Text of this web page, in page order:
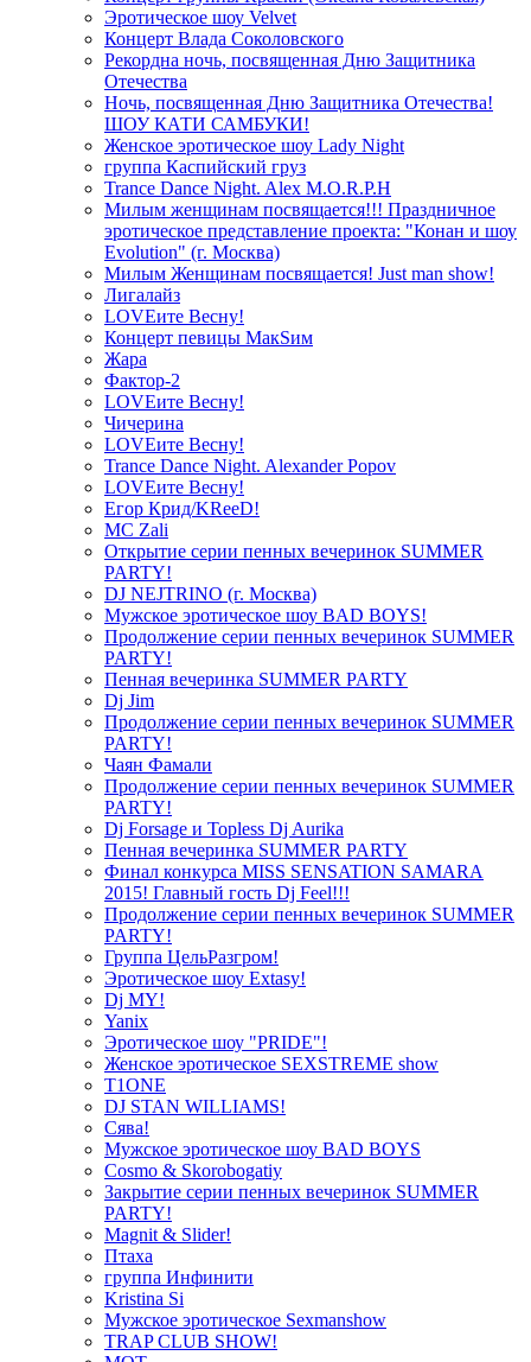
Эротическое шоу Velvet
Концерт Влада Соколовского
Рекордна ночь, посвященная Дню Защитника
Отечества
Ночь, посвященная Дню Защитника Отечества!
ШОУ КАТИ САМБУКИ!
Женское эротическое шоу Lady Night
группа Каспийский груз
Trance Dance Night. Alex M.O.R.P.H
Милым женщинам посвящается!!! Праздничное
эротическое представление проекта: "Конан и шоу
Evolution" (г. Москва)
Милым Женщинам посвящается! Just man show!
Лигалайз
LOVEите Весну!
Концерт певицы МакSим
Жара
Фактор-2
LOVEите Весну!
Чичерина
LOVEите Весну!
Trance Dance Night. Alexander Popov
LOVEите Весну!
Егор Крид/KReeD!
MC Zali
Открытие серии пенных вечеринок SUMMER
PARTY!
DJ NEJTRINO (г. Москва)
Мужское эротическое шоу BAD BOYS!
Продолжение серии пенных вечеринок SUMMER
PARTY!
Пенная вечеринка SUMMER PARTY
Dj Jim
Продолжение серии пенных вечеринок SUMMER
PARTY!
Чаян Фамали
Продолжение серии пенных вечеринок SUMMER
PARTY!
Dj Forsage и Topless Dj Aurika
Пенная вечеринка SUMMER PARTY
Финал конкурса MISS SENSATION SAMARA
2015! Главный гость Dj Feel!!!
Продолжение серии пенных вечеринок SUMMER
PARTY!
Группа ЦельРазгром!
Эротическое шоу Extasy!
Dj MY!
Yanix
Эротическое шоу "PRIDE"!
Женское эротическое SEXSTREME show
T1ONE
DJ STAN WILLIAMS!
Сява!
Мужское эротическое шоу BAD BOYS
Cosmo & Skorobogatiy
Закрытие серии пенных вечеринок SUMMER
PARTY!
Magnit & Slider!
Птаха
группа Инфинити
Kristina Si
Мужское эротическое Sexmanshow
TRAP CLUB SHOW!